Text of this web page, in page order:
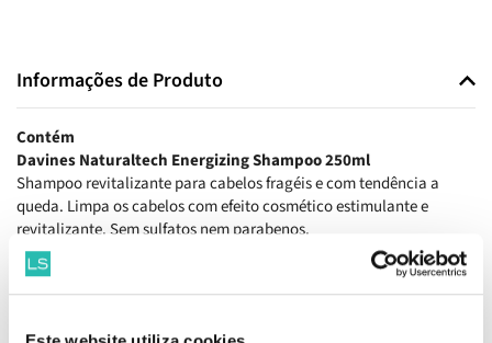
Informações de Produto
Contém
Davines Naturaltech Energizing Shampoo 250ml
Shampoo revitalizante para cabelos fragéis e com tendência a
queda. Limpa os cabelos com efeito cosmético estimulante e
revitalizante. Sem sulfatos nem parabenos.
Davines Naturaltech Energizing Seasonal Superactive Lotion
100ml